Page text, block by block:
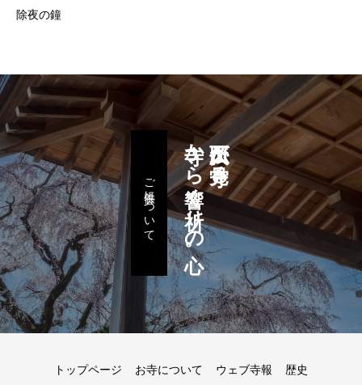
除夜の鐘
久下田大仏が見守る
寺から響く祈りの心。
ご供養について
トップページ お寺について ウェブ寺報 歴史